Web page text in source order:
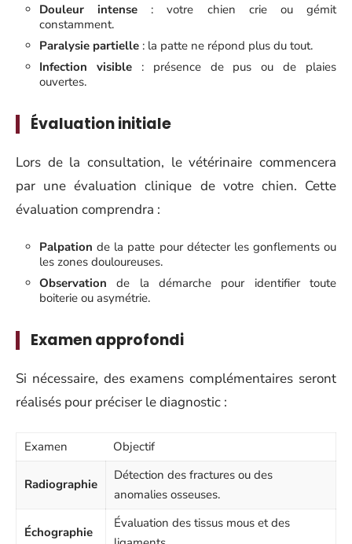
Douleur intense : votre chien crie ou gémit
constamment.
Paralysie partielle : la patte ne répond plus du tout.
Infection visible: présence de pus ou de plaies
ouvertes.
Évaluation initiale
Lors de la consultation, le vétérinaire commencera
par une évaluation clinique de votre chien. Cette
évaluation comprendra :
Palpation de la patte pour détecter les gonflements ou
les zones douloureuses.
Observation de la démarche pour identifier toute
boiterie ou asymétrie.
Examen approfondi
Si nécessaire, des examens complémentaires seront
réalisés pour préciser le diagnostic :
Examen Objectif
Radiographie
Détection des fractures ou des
anomalies osseuses.
Échographie
Évaluation des tissus mous et des